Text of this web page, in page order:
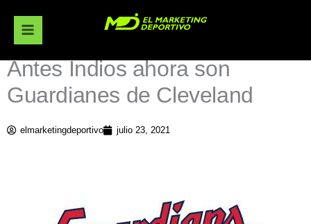
contenido
Antes Indios ahora son
Guardianes de Cleveland
elmarketingdeportivo julio 23, 2021